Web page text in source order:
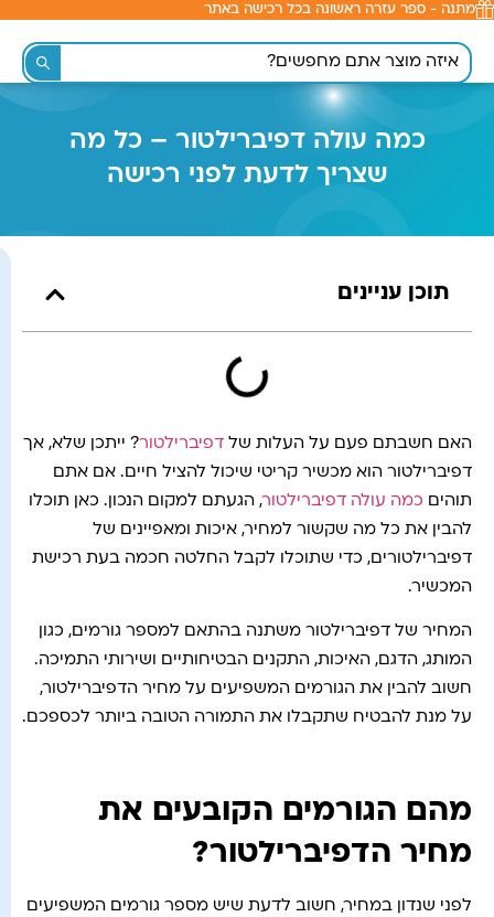
לתוכן
מתנה - ספר עזרה ראשונה בכל רכישה באתר
כמה עולה דפיברילטור – כל מה
שצריך לדעת לפני רכישה
תוכן עניינים
האם חשבתם פעם על העלות של דפיברילטור? ייתכן שלא, אך
דפיברילטור הוא מכשיר קריטי שיכול להציל חיים. אם אתם
תוהים כמה עולה דפיברילטור, הגעתם למקום הנכון. כאן תוכלו
להבין את כל מה שקשור למחיר, איכות ומאפיינים של
דפיברילטורים, כדי שתוכלו לקבל החלטה חכמה בעת רכישת
המכשיר.
המחיר של דפיברילטור משתנה בהתאם למספר גורמים, כגון
המותג, הדגם, האיכות, התקנים הבטיחותיים ושירותי התמיכה.
חשוב להבין את הגורמים המשפיעים על מחיר הדפיברילטור,
על מנת להבטיח שתקבלו את התמורה הטובה ביותר לכספכם.
מהם הגורמים הקובעים את
מחיר הדפיברילטור?
לפני שנדון במחיר, חשוב לדעת שיש מספר גורמים המשפיעים